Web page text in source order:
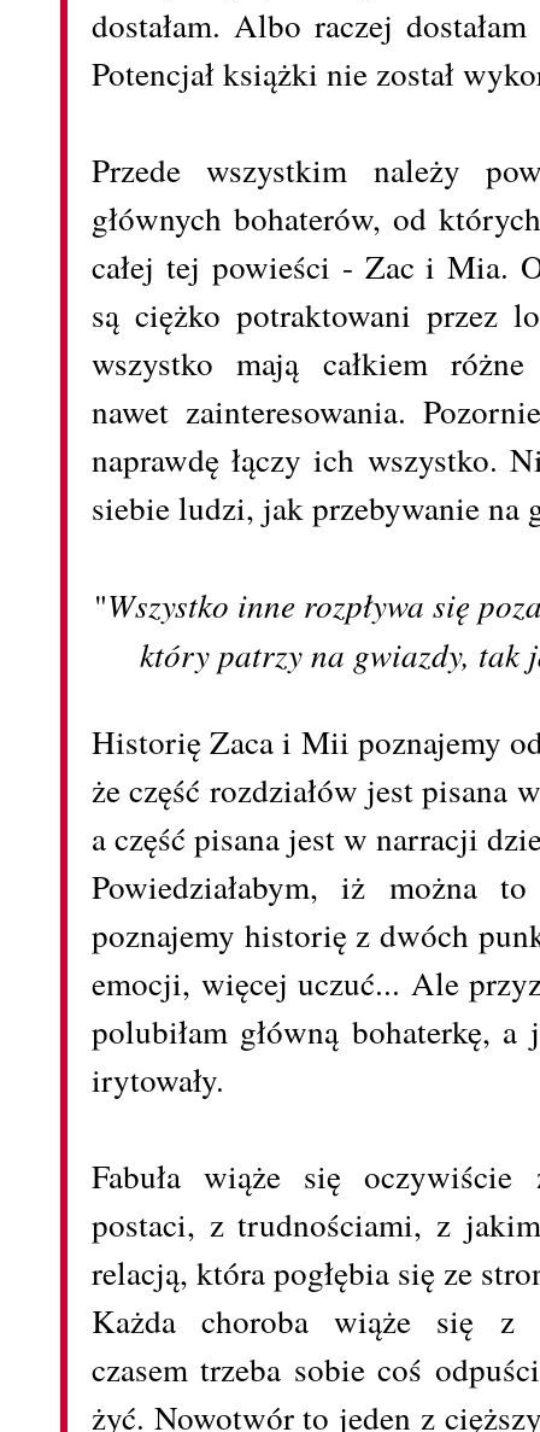
dostałam. Albo raczej
Potencjał książki nie został
Przede wszystkim należy
głównych bohaterów, od
całej tej powieści - Zac i Mia.
są ciężko potraktowani przez
wszystko mają całkiem
nawet zainteresowania.
naprawdę łączy ich wszystko.
siebie ludzi, jak przebywanie
"Wszystko inne rozpływa się
który patrzy na gwiazdy, tak
Historię Zaca i Mii poznajemy
że część rozdziałów jest pisana
a część pisana jest w narracji
Powiedziałabym, iż można
poznajemy historię z dwóch
emocji, więcej uczuć... Ale
polubiłam główną bohaterkę,
irytowały.
Fabuła wiąże się
postaci, z trudnościami, z
relacją, która pogłębia się ze
Każda choroba wiąże się z
czasem trzeba sobie coś
żyć. Nowotwór to jeden z